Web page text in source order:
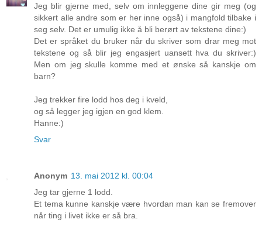
Jeg blir gjerne med, selv om innleggene dine gir meg (og
sikkert alle andre som er her inne også) i mangfold tilbake i
seg selv. Det er umulig ikke å bli berørt av tekstene dine:)
Det er språket du bruker når du skriver som drar meg mot
tekstene og så blir jeg engasjert uansett hva du skriver:)
Men om jeg skulle komme med et ønske så kanskje om
barn?
Jeg trekker fire lodd hos deg i kveld,
og så legger jeg igjen en god klem.
Hanne:)
Svar
Anonym 13. mai 2012 kl. 00:04
Jeg tar gjerne 1 lodd.
Et tema kunne kanskje være hvordan man kan se fremover
når ting i livet ikke er så bra.